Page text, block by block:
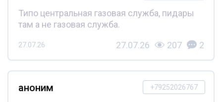
Типо центральная газовая служба, пидары
там а не газовая служба.
27.07.26 27.07.26 207 2
+79252026767
аноним